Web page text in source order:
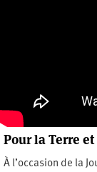
Pour la Terre
À l’occasion de la